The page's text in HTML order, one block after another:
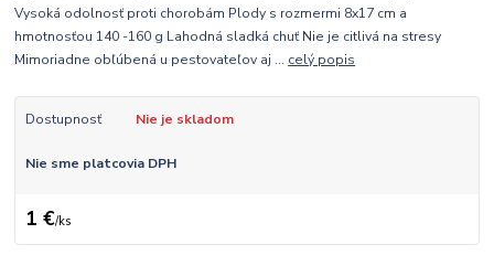
Vysoká odolnosť proti chorobám Plody s rozmermi 8x17 cm a
hmotnosťou 140 -160 g Lahodná sladká chuť Nie je citlivá na stresy
Mimoriadne obľúbená u pestovateľov aj ... celý popis
Dostupnosť Nie je skladom
Nie sme platcovia DPH
1 €/ks